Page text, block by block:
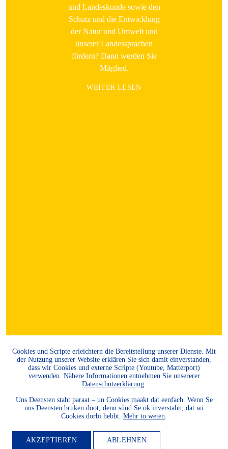
und Landeskunde sowie den
Schutz und die Entwicklung
der Natur und Umwelt und
unserer Landessprachen
fördern? Dann werden Sie
Mitglied.
WEITER LESEN
Cookies und Scripte erleichtern die Bereitstellung unserer Dienste. Mit
der Nutzung unserer Website erklären Sie sich damit einverstanden,
dass wir Cookies und externe Scripte (Youtube, Matterport)
verwenden. Nähere Informationen entnehmen Sie unsererer
Datenschutzerklärung
Uns Deensten staht paraat – un Cookies maakt dat eenfach. Wenn Se
uns Deensten bruken doot, denn sünd Se ok inverstahn, dat wi
Cookies dorbi hebbt. Mehr to weten
AKZEPTIEREN ABLEHNEN